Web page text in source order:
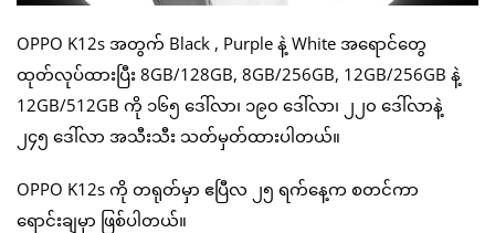
OPPO K12s အတွက် Black , Purple နဲ့ White အရောင်တွေ
ထုတ်လုပ်ထားပြီး 8GB/128GB, 8GB/256GB, 12GB/256GB နဲ့
12GB/512GB ကို ၁၆၅ ဒေါ်လာ၊ ၁၉၀ ဒေါ်လာ၊ ၂၂၀ ဒေါ်လာနဲ့
၂၄၅ ဒေါ်လာ အသီးသီး သတ်မှတ်ထားပါတယ်။
OPPO K12s ကို တရုတ်မှာ ဧပြီလ ၂၅ ရက်နေ့က စတင်ကာ
ရောင်းချမှာ ဖြစ်ပါတယ်။